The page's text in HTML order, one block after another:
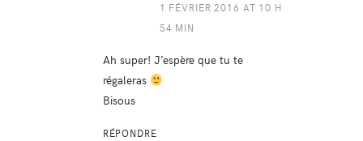
1 FÉVRIER 2016 AT 10 H
54 MIN
Ah super! J’espère que tu te
régaleras
Bisous
RÉPONDRE